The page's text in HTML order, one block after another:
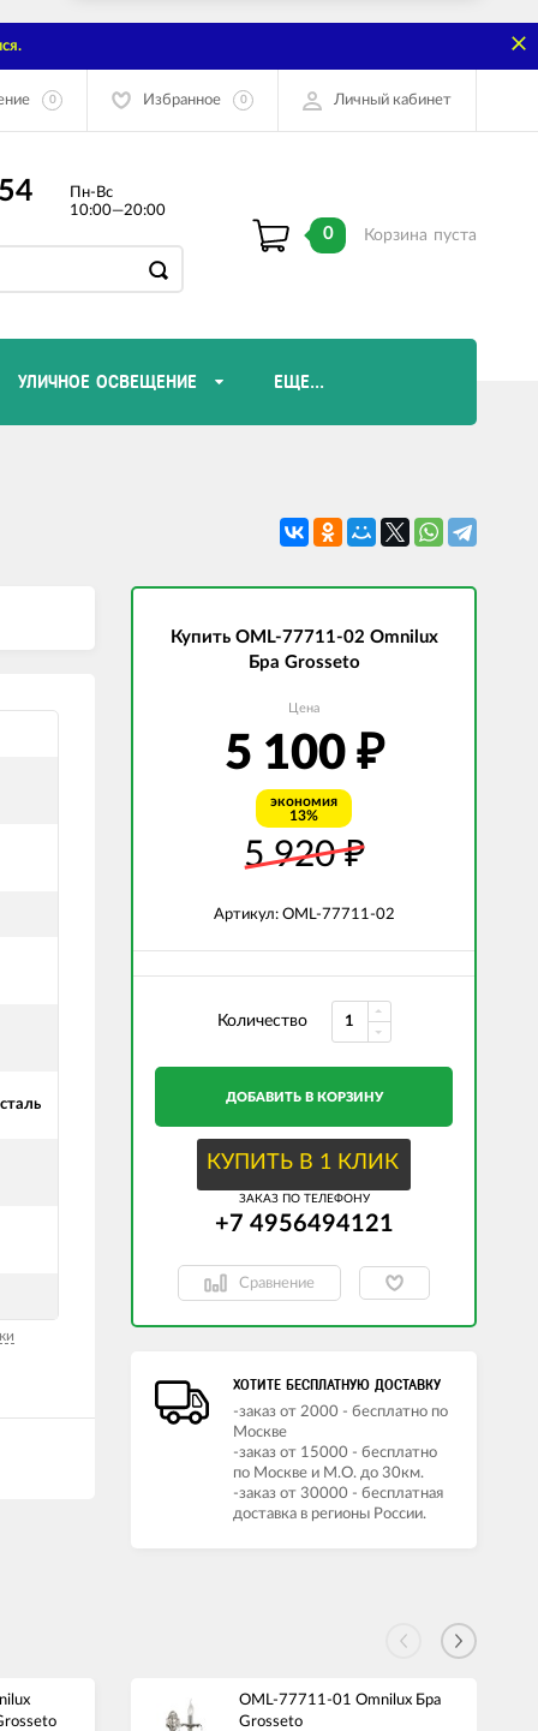
0 Избранное 0 Личный кабинет
Пн-Вс
10:00—20:00
0 Корзина пуста
УЛИЧНОЕ ОСВЕЩЕНИЕ ЕЩЕ...
СВЕТОДИОДНЫЕ ЛАМПЫ
Купить OML-77711-02 Omnilux
Бра Grosseto
Цена
5 100 ₽
экономия
13%
5 920₽
Артикул: OML-77711-02
Количество
ДОБАВИТЬ В КОРЗИНУ
КУПИТЬ В 1 КЛИК
ЗАКАЗ ПО ТЕЛЕФОНУ
+7 4956494121
Сравнение
ХОТИТЕ БЕСПЛАТНУЮ ДОСТАВКУ
-заказ от 2000 - бесплатно по
Москве
-заказ от 15000 - бесплатно
по Москве и М.О. до 30км.
-заказ от 30000 - бесплатная
доставка в регионы России.
OML-77711-01 Omnilux Бра
Grosseto